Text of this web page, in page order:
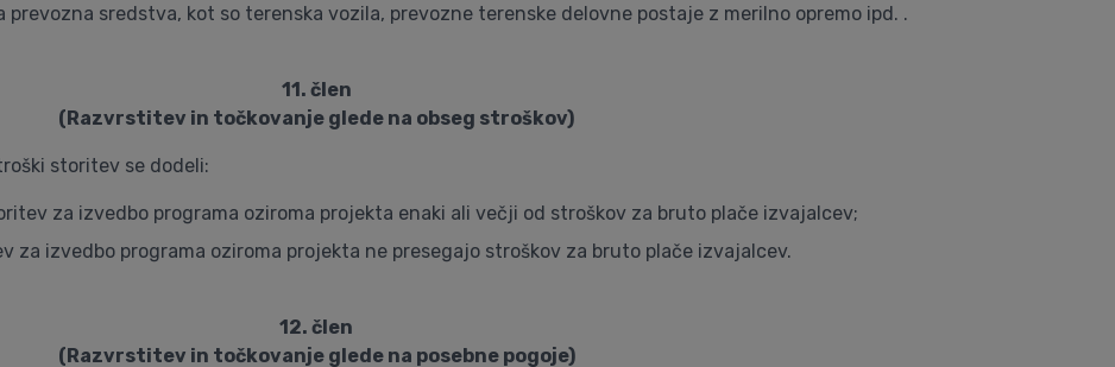
sredstva, kot so terenska vozila, prevozne terenske delovne postaje z merilno opremo ipd. .
11. člen
(Razvrstitev in točkovanje glede na obseg stroškov)
storitev se dodeli:
za izvedbo programa oziroma projekta enaki ali večji od stroškov za bruto plače izvajalcev;
za izvedbo programa oziroma projekta ne presegajo stroškov za bruto plače izvajalcev.
12. člen
(Razvrstitev in točkovanje glede na posebne pogoje)